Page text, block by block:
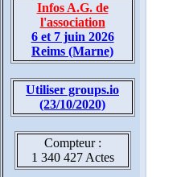
Infos A.G. de
l'association
6 et 7 juin 2026
Reims (Marne)
Utiliser groups.io
(23/10/2020)
Compteur :
1 340 427 Actes